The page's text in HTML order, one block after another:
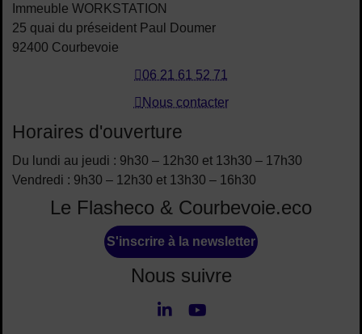
Immeuble WORKSTATION
25 quai du préseident Paul Doumer
92400 Courbevoie
06 21 61 52 71
Nous contacter
Horaires d'ouverture
Du lundi au jeudi : 9h30 – 12h30 et 13h30 – 17h30
Vendredi : 9h30 – 12h30 et 13h30 – 16h30
Le Flasheco & Courbevoie.eco
S'inscrire à la newsletter
Nous suivre
Nous suivre